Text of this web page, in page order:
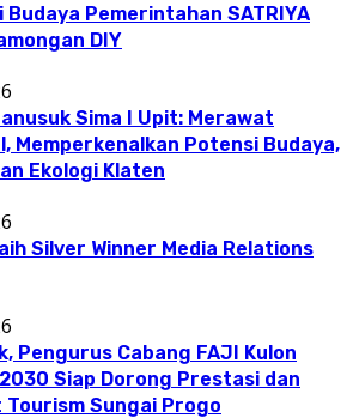
Pemerintahan SATRIYA
DIY
Sima I Upit: Merawat
Memperkenalkan Potensi Budaya,
Ekologi Klaten
Silver Winner Media Relations
Pengurus Cabang FAJI Kulon
Siap Dorong Prestasi dan
Sungai Progo